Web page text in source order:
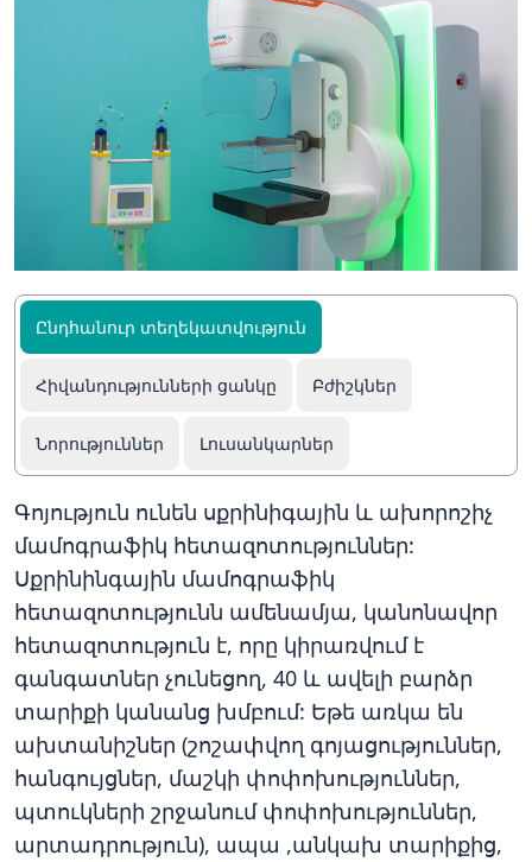
Ընդհանուր տեղեկատվություն
Հիվանդությունների ցանկը Բժիշկներ
Նորություններ Լուսանկարներ
Գոյություն ունեն սքրինիգային և ախորոշիչ
մամոգրաֆիկ հետազոտություններ:
Սքրինինգային մամոգրաֆիկ
հետազոտությունն ամենամյա, կանոնավոր
հետազոտություն է, որը կիրառվում է
գանգատներ չունեցող, 40 և ավելի բարձր
տարիքի կանանց խմբում: Եթե առկա են
ախտանիշներ (շոշափվող գոյացություններ,
հանգույցներ, մաշկի փոփոխություններ,
պտուկների շրջանում փոփոխություններ,
արտադրություն), ապա ,անկախ տարիքից,